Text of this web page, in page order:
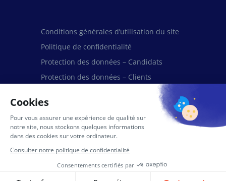
Conditions générales d’utilisation du site
Politique de confidentialité
Protection des données – Candidats
Protection des données – Clients
Protection des données – Fournisseurs et
Partenaires
Mentions légales
Politique de cookies (UE)